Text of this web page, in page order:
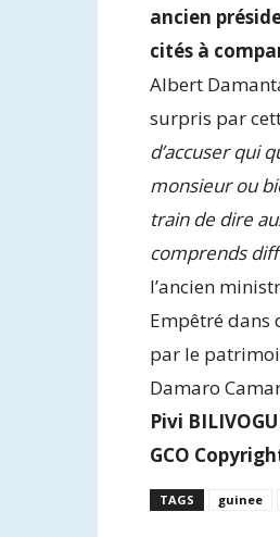
ancien
cités à
Albert
surpris par
d’accuser qui
monsieur ou
train de dire
comprends
l’ancien
Empêtré dans
par le
Damaro
Pivi
GCO
TAGS guinee